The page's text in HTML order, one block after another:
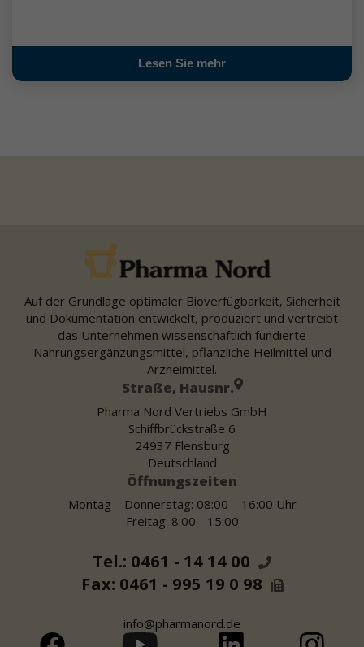
Lesen Sie mehr
Auf der Grundlage optimaler Bioverfügbarkeit, Sicherheit
und Dokumentation entwickelt, produziert und vertreibt
das Unternehmen wissenschaftlich fundierte
Nahrungsergänzungsmittel, pflanzliche Heilmittel und
Arzneimittel.
Straße, Hausnr.
Pharma Nord Vertriebs GmbH
Schiffbrückstraße 6
24937 Flensburg
Deutschland
Öffnungszeiten
Montag – Donnerstag: 08:00 – 16:00 Uhr
Freitag: 8:00 - 15:00
Tel.: 0461 - 14 14 00
Fax: 0461 - 995 19 0 98
info@pharmanord.de